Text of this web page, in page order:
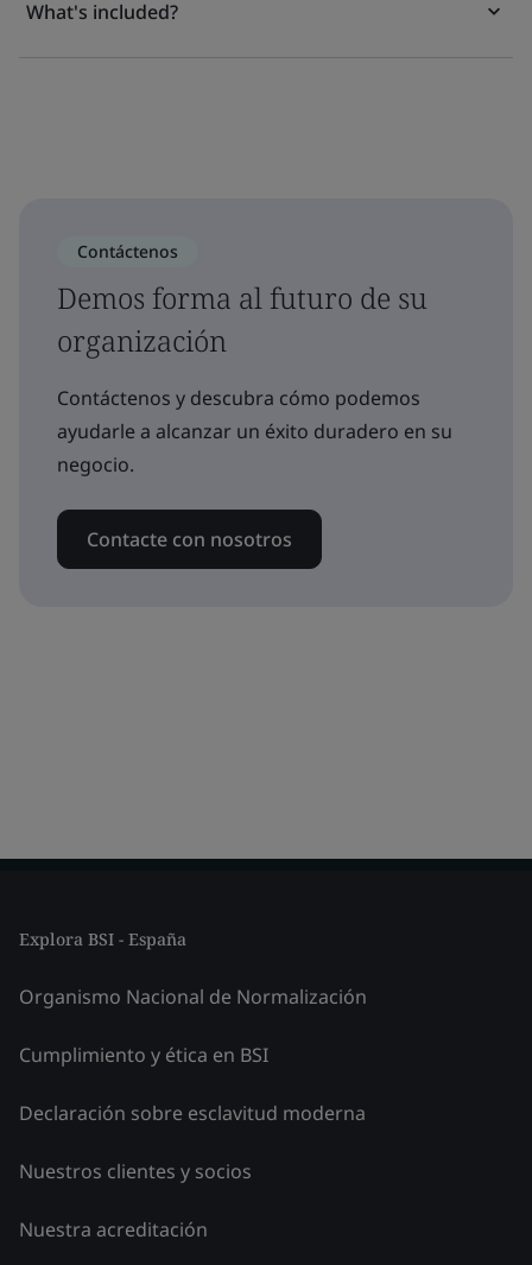
What's included?
Contáctenos
Demos forma al futuro de su
organización
Contáctenos y descubra cómo podemos
ayudarle a alcanzar un éxito duradero en su
negocio.
Contacte con nosotros
Explora BSI - España
Organismo Nacional de Normalización
Cumplimiento y ética en BSI
Declaración sobre esclavitud moderna
Nuestros clientes y socios
Nuestra acreditación